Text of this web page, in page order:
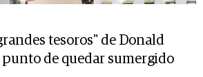
tesoros" de Donald
de quedar sumergido